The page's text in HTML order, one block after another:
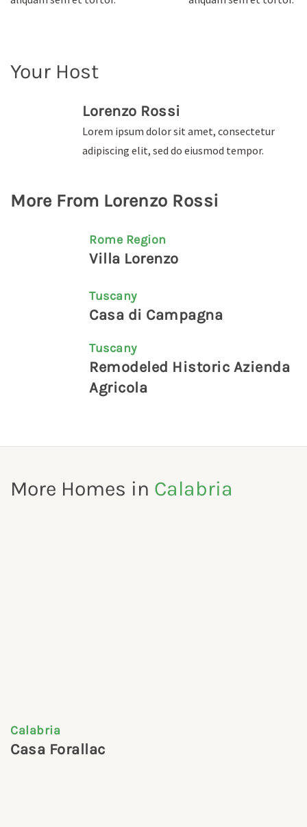
Your Host
Lorenzo Rossi
Lorem ipsum dolor sit amet, consectetur
adipiscing elit, sed do eiusmod tempor.
More From Lorenzo Rossi
Rome Region
Villa Lorenzo
Tuscany
Casa di Campagna
Tuscany
Remodeled Historic Azienda
Agricola
More Homes in Calabria
Calabria
Casa Forallac